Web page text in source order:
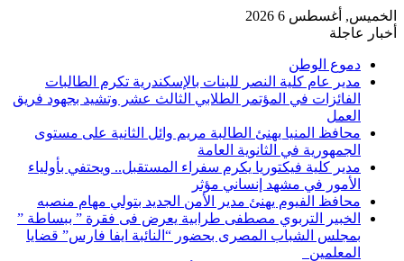
الخميس, أغسطس 6 2026
أخبار عاجلة
دموع الوطن
مدير عام كلية النصر للبنات بالإسكندرية تكرم الطالبات
الفائزات في المؤتمر الطلابي الثالث عشر وتشيد بجهود فريق
العمل
محافظ المنيا يهنئ الطالبة مريم وائل الثانية على مستوى
الجمهورية في الثانوية العامة
مدير كلية فيكتوريا يكرم سفراء المستقبل.. ويحتفي بأولياء
الأمور في مشهد إنساني مؤثر
محافظ الفيوم يهنئ مدير الأمن الجديد بتولي مهام منصبه
الخبير التربوي مصطفى طرابية يعرض فى فقرة ” ببساطة ”
بمجلس الشباب المصرى بحضور “النائبة ايفا فارس” قضايا
المعلمين